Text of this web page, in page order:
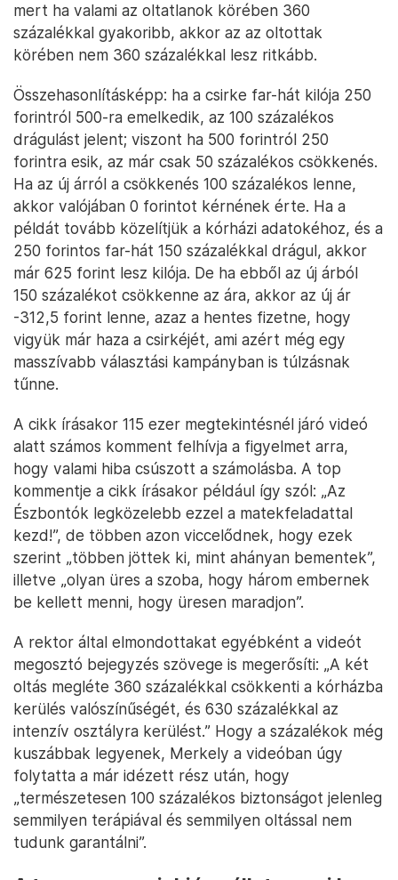
mert ha valami az oltatlanok körében 360
százalékkal gyakoribb, akkor az az oltottak
körében nem 360 százalékkal lesz ritkább.
Összehasonlításképp: ha a csirke far-hát kilója 250
forintról 500-ra emelkedik, az 100 százalékos
drágulást jelent; viszont ha 500 forintról 250
forintra esik, az már csak 50 százalékos csökkenés.
Ha az új árról a csökkenés 100 százalékos lenne,
akkor valójában 0 forintot kérnének érte. Ha a
példát tovább közelítjük a kórházi adatokéhoz, és a
250 forintos far-hát 150 százalékkal drágul, akkor
már 625 forint lesz kilója. De ha ebből az új árból
150 százalékot csökkenne az ára, akkor az új ár
-312,5 forint lenne, azaz a hentes fizetne, hogy
vigyük már haza a csirkéjét, ami azért még egy
masszívabb választási kampányban is túlzásnak
tűnne.
A cikk írásakor 115 ezer megtekintésnél járó videó
alatt számos komment felhívja a figyelmet arra,
hogy valami hiba csúszott a számolásba. A top
kommentje a cikk írásakor például így szól: „Az
Észbontók legközelebb ezzel a matekfeladattal
kezd!”, de többen azon viccelődnek, hogy ezek
szerint „többen jöttek ki, mint ahányan bementek”,
illetve „olyan üres a szoba, hogy három embernek
be kellett menni, hogy üresen maradjon”.
A rektor által elmondottakat egyébként a videót
megosztó bejegyzés szövege is megerősíti: „A két
oltás megléte 360 százalékkal csökkenti a kórházba
kerülés valószínűségét, és 630 százalékkal az
intenzív osztályra kerülést.” Hogy a százalékok még
kuszábbak legyenek, Merkely a videóban úgy
folytatta a már idézett rész után, hogy
„természetesen 100 százalékos biztonságot jelenleg
semmilyen terápiával és semmilyen oltással nem
tudunk garantálni”.